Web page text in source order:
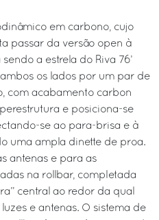
em carbono, cujo
passar da versão open à
a estrela do Riva 76’
os lados por um par de
com acabamento carbon
e posiciona-se
se ao para-brisa e à
uma ampla dinette de proa.
antenas e para as
na rollbar, completada
central ao redor da qual
e antenas. O sistema de